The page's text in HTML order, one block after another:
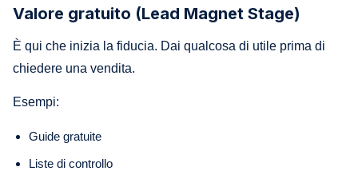
Valore gratuito (Lead Magnet Stage)
È qui che inizia la fiducia. Dai qualcosa di utile prima di
chiedere una vendita.
Esempi:
Guide gratuite
Liste di controllo